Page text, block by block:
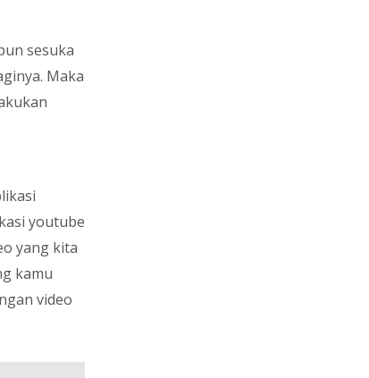
sesuka
Maka
youtube
yang kita
kamu
video